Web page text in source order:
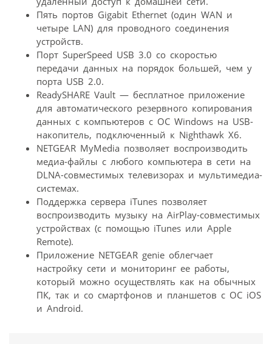
Пять портов Gigabit Ethernet (один WAN и
четыре LAN) для проводного соединения
устройств.
Порт SuperSpeed USB 3.0 со скоростью
передачи данных на порядок большей, чем у
порта USB 2.0.
ReadySHARE Vault — бесплатное приложение
для автоматического резервного копирования
данных с компьютеров с ОС Windows на USB-
накопитель, подключенный к Nighthawk X6.
NETGEAR MyMedia позволяет воспроизводить
медиа-файлы с любого компьютера в сети на
DLNA-совместимых телевизорах и мультимедиа-
системах.
Поддержка сервера iTunes позволяет
воспроизводить музыку на AirPlay-совместимых
устройствах (с помощью iTunes или Apple
Remote).
Приложение NETGEAR genie облегчает
настройку сети и мониторинг ее работы,
который можно осуществлять как на обычных
ПК, так и со смартфонов и планшетов с ОС iOS
и Android.